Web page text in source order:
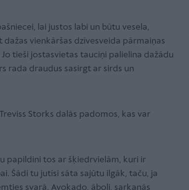
lai justos labi un būtu vesela,
vienkāršas dzīvesveida pārmaiņas
tieši jostasvietas tauciņi palielina dažādu
rada draudus sasirgt ar sirds un
Storks dalās padomos, kas var
papildini tos ar šķiedrvielām, kuri ir
Šādi tu jutīsi sāta sajūtu ilgāk, taču, ja
svarā. Avokado, āboli, sarkanās